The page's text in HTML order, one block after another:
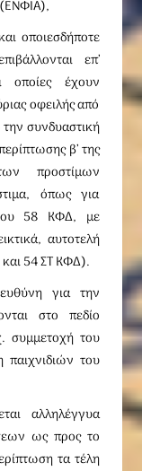
(ΕΝΦΙΑ),
οποιεσδήποτε
επ’
οποίες έχουν
οφειλής από
συνδυαστική
β’ της
προστίμων
όπως για
58 ΚΦΔ, με
αυτοτελή
54 ΣΤ ΚΦΔ).
για την
στο πεδίο
του
παιχνιδιών του
αλληλέγγυα
ως προς το
τα τέλη